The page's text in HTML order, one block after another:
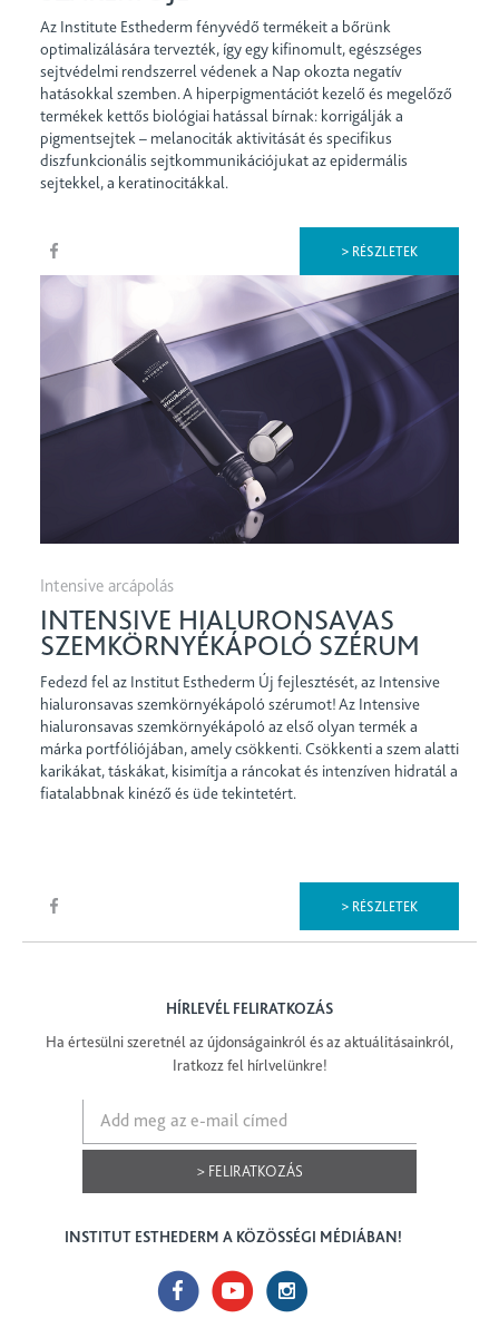
Az Institute Esthederm fényvédő termékeit a bőrünk
optimalizálására tervezték, így egy kifinomult, egészséges
sejtvédelmi rendszerrel védenek a Nap okozta negatív
hatásokkal szemben. A hiperpigmentációt kezelő és megelőző
termékek kettős biológiai hatással bírnak: korrigálják a
pigmentsejtek – melanociták aktivitását és specifikus
diszfunkcionális sejtkommunikációjukat az epidermális
sejtekkel, a keratinocitákkal.
> RÉSZLETEK
Intensive arcápolás
INTENSIVE HIALURONSAVAS
SZEMKÖRNYÉKÁPOLÓ SZÉRUM
Fedezd fel az Institut Esthederm Új fejlesztését, az Intensive
hialuronsavas szemkörnyékápoló szérumot! Az Intensive
hialuronsavas szemkörnyékápoló az első olyan termék a
márka portfóliójában, amely csökkenti. Csökkenti a szem alatti
karikákat, táskákat, kisimítja a ráncokat és intenzíven hidratál a
fiatalabbnak kinéző és üde tekintetért.
> RÉSZLETEK
HÍRLEVÉL FELIRATKOZÁS
Ha értesülni szeretnél az újdonságainkról és az aktuálitásainkról,
Iratkozz fel hírlvelünkre!
> FELIRATKOZÁS
INSTITUT ESTHEDERM A KÖZÖSSÉGI MÉDIÁBAN!